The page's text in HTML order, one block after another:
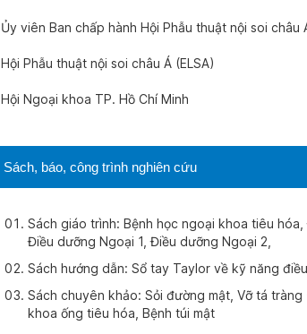
Ủy viên Ban chấp hành Hội Phẫu thuật nội soi châu
Hội Phẫu thuật nội soi châu Á (ELSA)
Hội Ngoại khoa TP. Hồ Chí Minh
Sách, báo, công trình nghiên cứu
Sách giáo trình: Bệnh học ngoại khoa tiêu
Điều dưỡng Ngoại 1, Điều dưỡng Ngoại 2,
Sách hướng dẫn: Sổ tay Taylor về kỹ năng
Sách chuyên khảo: Sỏi đường mật, Vỡ tá
khoa ống tiêu hóa, Bệnh túi mật